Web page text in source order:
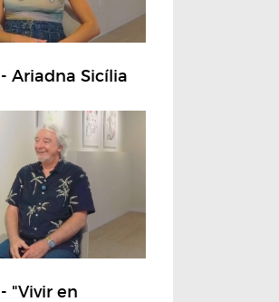
Ariadna Sicília
"Vivir en